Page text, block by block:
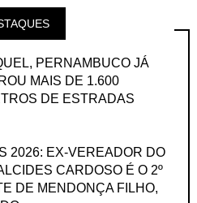
PERNAMBUCO JÁ
MAIS DE 1.600
DE ESTRADAS
2026: EX-VEREADOR DO
CARDOSO É O 2º
DE MENDONÇA FILHO,